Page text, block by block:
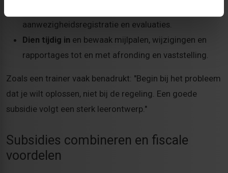
aanwezigheidsregistratie en evaluaties.
Dien tijdig in en bewaak mijlpalen, wijzigingen en
rapportages tot en met afronding en vaststelling.
Zoals een trainer vaak benadrukt: "Begin bij het probleem
dat je wilt oplossen, niet bij de regeling. Een goede
subsidie volgt een sterk leerontwerp."
Subsidies combineren en fiscale
voordelen